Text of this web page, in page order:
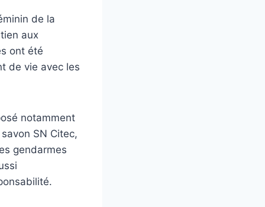
de la
aux
ont été
de vie avec les
notamment
SN Citec,
gendarmes